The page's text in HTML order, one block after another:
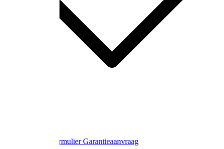
RetourformulierGarantieaanvraag